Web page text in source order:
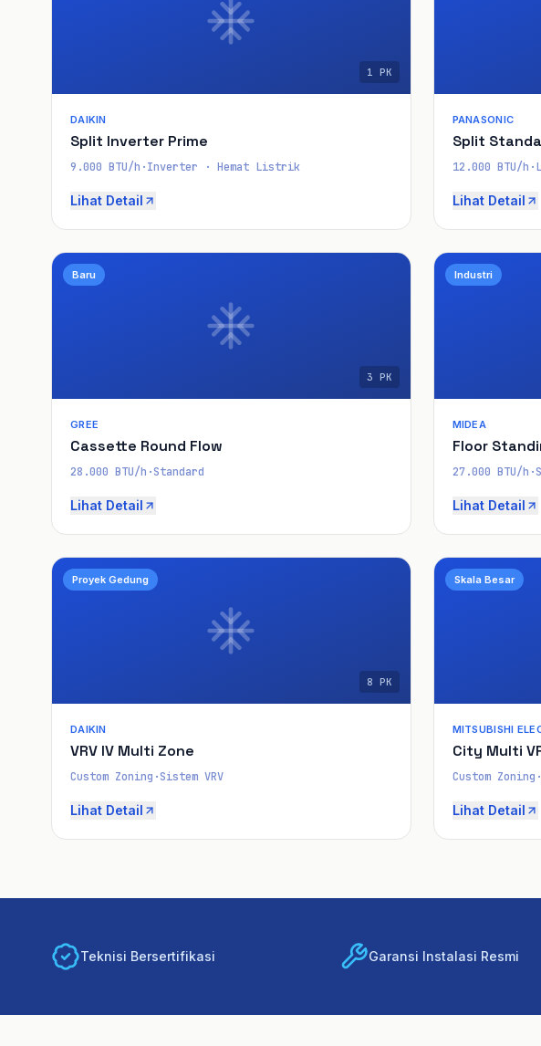
1 PK
DAIKIN
Split Inverter Prime
9.000 BTU/h ·Inverter · Hemat Listrik
Lihat Detail
PANASONIC
Split
12.000 BTU/h ·
Lihat Detail
Baru
3 PK
GREE
Cassette Round Flow
28.000 BTU/h ·Standard
Lihat Detail
Industri
MIDEA
Floor
27.000 BTU/h ·
Lihat Detail
Proyek Gedung
8 PK
DAIKIN
VRV IV Multi Zone
Custom Zoning ·Sistem VRV
Lihat Detail
Skala Besar
MITSUBISHI
City Multi
Custom Zoning ·
Lihat Detail
Teknisi Bersertifikasi Garansi Instalasi Resmi